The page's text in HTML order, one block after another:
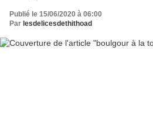
Publié le 15/06/2020 à 06:00
Par lesdelicesdethithoad